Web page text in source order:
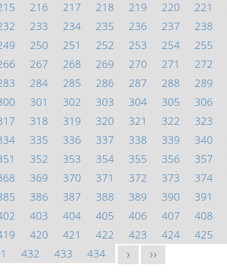
216 217 218 219 220 221
233 234 235 236 237 238
250 251 252 253 254 255
267 268 269 270 271 272
284 285 286 287 288 289
301 302 303 304 305 306
318 319 320 321 322 323
335 336 337 338 339 340
352 353 354 355 356 357
369 370 371 372 373 374
386 387 388 389 390 391
403 404 405 406 407 408
420 421 422 423 424 425
432 433 434 > >>